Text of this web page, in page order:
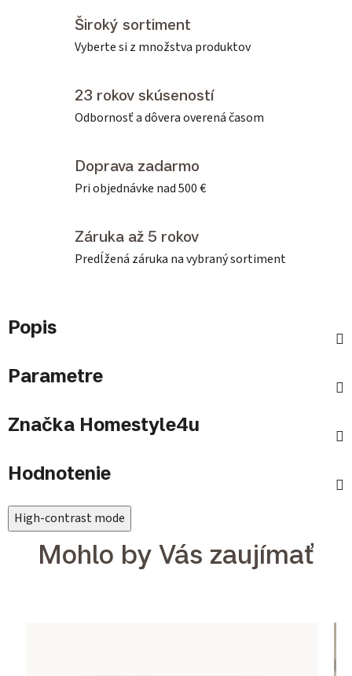
Široký sortiment
Vyberte si z množstva produktov
23 rokov skúseností
Odbornosť a dôvera overená časom
Doprava zadarmo
Pri objednávke nad 500 €
Záruka až 5 rokov
Predĺžená záruka na vybraný sortiment
Popis
Parametre
Značka Homestyle4u
Hodnotenie
High-contrast mode
Mohlo by Vás zaujímať